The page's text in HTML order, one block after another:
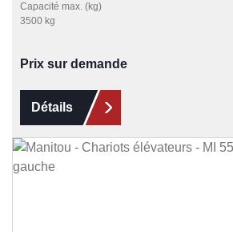
Capacité max. (kg)
3500 kg
Prix sur demande
Détails